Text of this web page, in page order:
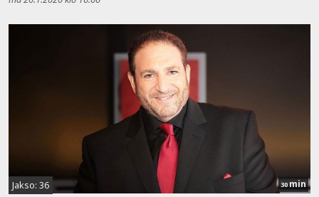
Jakso: 36 30min